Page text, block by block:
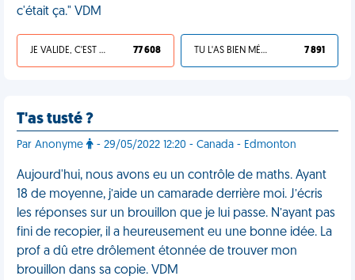
c'était ça." VDM
JE VALIDE, C'EST UNE VDM 77 608 TU L'AS BIEN MÉRITÉ 7 891
T'as tusté ?
Par Anonyme - 29/05/2022 12:20 - Canada - Edmonton
Aujourd'hui, nous avons eu un contrôle de maths. Ayant
18 de moyenne, j’aide un camarade derrière moi. J’écris
les réponses sur un brouillon que je lui passe. N’ayant pas
fini de recopier, il a heureusement eu une bonne idée. La
prof a dû etre drôlement étonnée de trouver mon
brouillon dans sa copie. VDM